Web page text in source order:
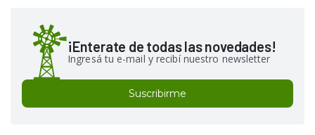
¡Enterate de todas las novedades!
Ingresá tu e-mail y recibí nuestro newsletter
Suscribirme